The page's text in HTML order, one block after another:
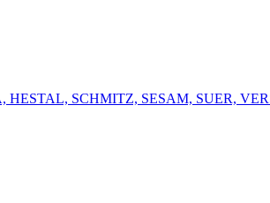
SCHMITZ, SESAM, SUER,